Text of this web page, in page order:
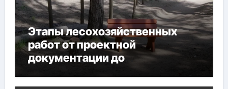
Этапы лесохозяйственных
работ от проектной
документации до
мероприятий и обустройства